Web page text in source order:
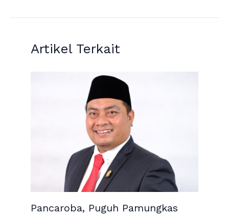
Artikel Terkait
Pancaroba, Puguh Pamungkas